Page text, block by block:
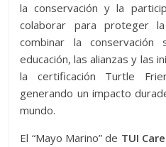
la conservación y la
colaborar para proteger
combinar la
educación, las alianzas y las
la certificación Turtle
generando un impacto
mundo.
El “Mayo Marino” de TUI